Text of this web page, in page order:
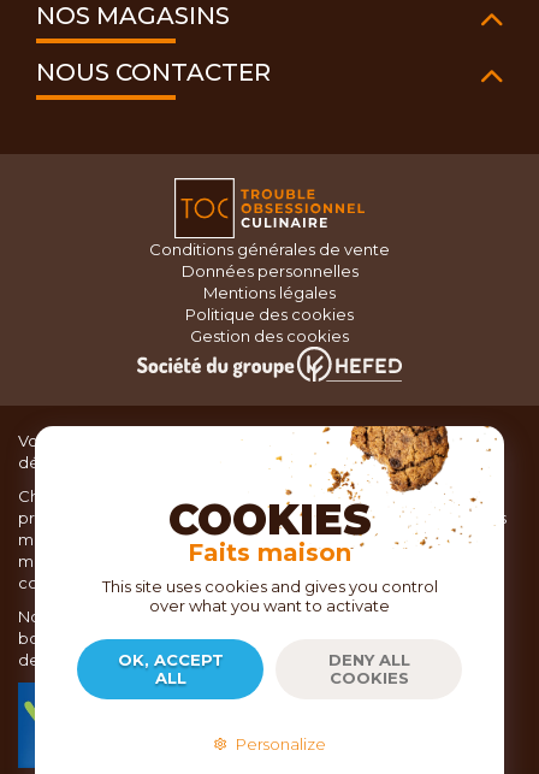
NOS MAGASINS
NOUS CONTACTER
Conditions générales de vente
Données personnelles
Mentions légales
Politique des cookies
Gestion des cookies
Vous recherchez du matériel de cuisine pour concocter de
délicieux plats ou des pâtisseries dignes d’un grand chef ?
Chez TOC, boutique d’ustensiles de cuisine, nous vous
proposons une large sélection de produits issus des meilleures
marques de matériel de cuisine: Ustensiles de pâtisserie,
matériel de cuisson, service de table, ustensiles de cuisine,
coutellerie, set picnic.
Nous vous réservons un accueil chaleureux au sein de nos 21
boutiques, mais vous trouverez également tout votre matériel
de cuisine en ligne sur notre site internet toc.fr
commerce et de la vente à distance depuis 2018.
COOKIES
Faits maison
This site uses cookies and gives you control
over what you want to activate
OK, ACCEPT
ALL
DENY ALL
COOKIES
Personalize